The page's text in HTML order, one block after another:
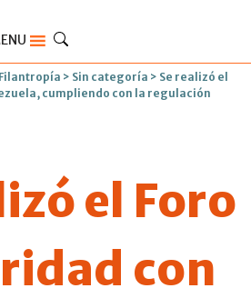
> Sin categoría > Se realizó el
cumpliendo con la regulación
el Foro
con